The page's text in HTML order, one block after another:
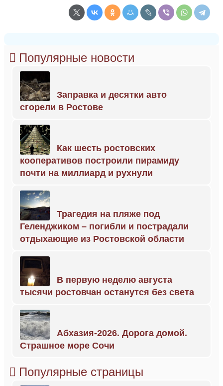
Популярные новости
Заправка и десятки авто
сгорели в Ростове
Как шесть ростовских
кооперативов построили пирамиду
почти на миллиард и рухнули
Трагедия на пляже под
Геленджиком – погибли и пострадали
отдыхающие из Ростовской области
В первую неделю августа
тысячи ростовчан останутся без света
Абхазия-2026. Дорога домой.
Страшное море Сочи
Популярные страницы